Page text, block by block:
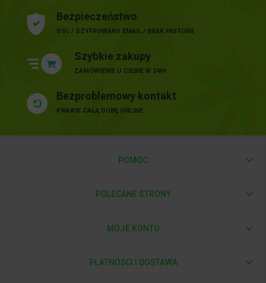
Bezpieczeństwo
SSL / SZYFROWANY EMAIL / BRAK HISTORII
Szybkie zakupy
ZAMÓWIENIE U CIEBIE W 24H!
Bezproblemowy kontakt
PRAWIE CAŁĄ DOBĘ ONLINE
POMOC
POLECANE STRONY
MOJE KONTO
PŁATNOŚCI I DOSTAWA